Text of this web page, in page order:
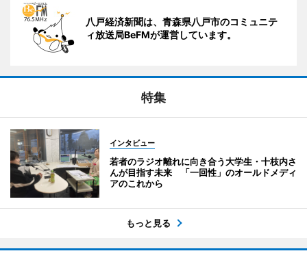
八戸経済新聞は、青森県八戸市のコミュニテ
ィ放送局BeFMが運営しています。
特集
インタビュー
若者のラジオ離れに向き合う大学生・十枝内さ
んが目指す未来 「一回性」のオールドメディ
アのこれから
もっと見る